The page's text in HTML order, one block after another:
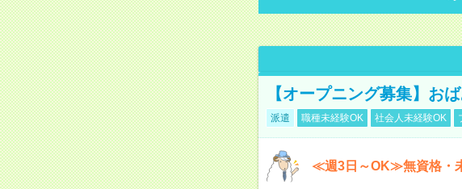
【オープニング募集】お
派遣 職種未経験OK 社会人未経験OK
≪週3日～OK≫無資格・